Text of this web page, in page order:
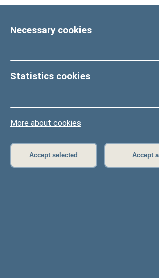
Necessary cookies
Statistics cookies
More about cookies
Accept selected Accept all
Sitting in progress
Home>Plenary sittings>
Seimo